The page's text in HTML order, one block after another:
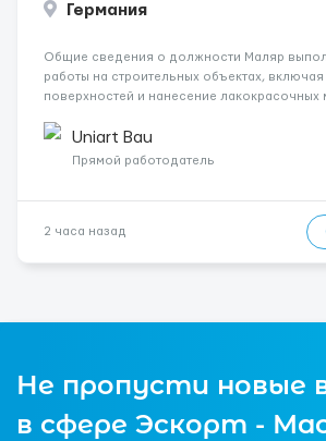
Германия
Общие сведения о должности Маляр
работы на строительных объектах,
поверхностей и нанесение лакокрасочных
профессионалов на месте, приглашения
профессионалов с доказательным портф...
Uniart Bau
Прямой работодатель
2 часа назад
Не пропусти новые
в сфере Эскорт -